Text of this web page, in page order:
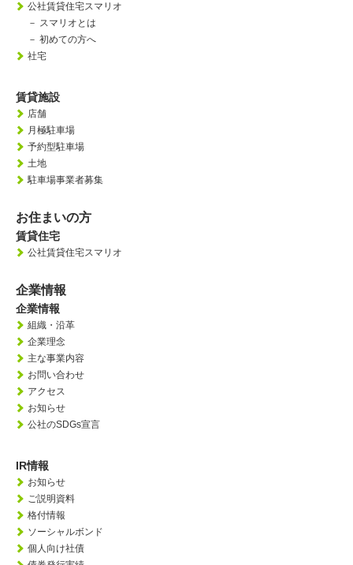
公社賃貸住宅スマリオ
－ スマリオとは
－ 初めての方へ
社宅
賃貸施設
店舗
月極駐車場
予約型駐車場
土地
駐車場事業者募集
お住まいの方
賃貸住宅
公社賃貸住宅スマリオ
企業情報
企業情報
組織・沿革
企業理念
主な事業内容
お問い合わせ
アクセス
お知らせ
公社のSDGs宣言
IR情報
お知らせ
ご説明資料
格付情報
ソーシャルボンド
個人向け社債